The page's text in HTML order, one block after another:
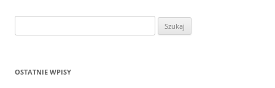
OSTATNIE WPISY